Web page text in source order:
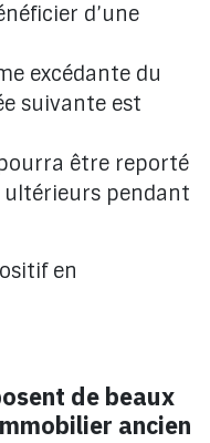
d’une
excédante du
suivante est
être reporté
ultérieurs pendant
en
de beaux
ancien